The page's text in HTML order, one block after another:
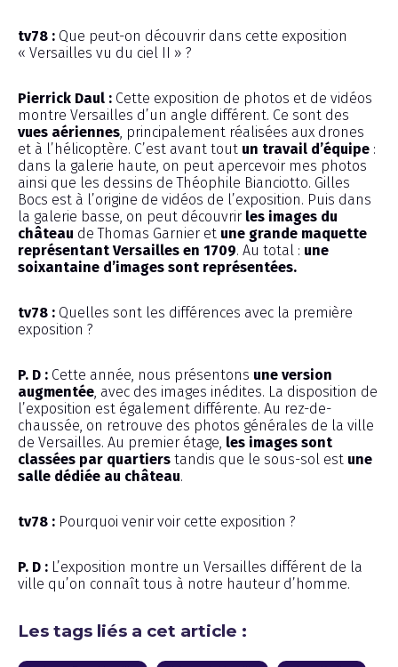
tv78 : Que peut-on découvrir dans cette exposition
« Versailles vu du ciel II » ?
Pierrick Daul : Cette exposition de photos et de vidéos
montre Versailles d’un angle différent. Ce sont des
vues aériennes , principalement réalisées aux drones
et à l’hélicoptère. C’est avant tout un travail d’équipe :
dans la galerie haute, on peut apercevoir mes photos
ainsi que les dessins de Théophile Bianciotto. Gilles
Bocs est à l’origine de vidéos de l’exposition. Puis dans
la galerie basse, on peut découvrir les images du
château de Thomas Garnier et une grande maquette
représentant Versailles en 1709. Au total : une
soixantaine d’images sont représentées.
tv78 : Quelles sont les différences avec la première
exposition ?
P. D : Cette année, nous présentons une version
augmentée , avec des images inédites. La disposition de
l’exposition est également différente. Au rez-de-
chaussée, on retrouve des photos générales de la ville
de Versailles. Au premier étage, les images sont
classées par quartiers tandis que le sous-sol est une
salle dédiée au château.
tv78 : Pourquoi venir voir cette exposition ?
P. D : L’exposition montre un Versailles différent de la
ville qu’on connaît tous à notre hauteur d’homme.
Les tags liés a cet article :